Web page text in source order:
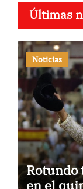
Últimas
Noticias
Rotundo
en el